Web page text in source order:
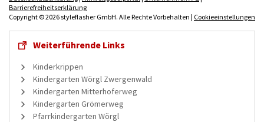
Barrierefreiheitserklärung
Copyright © 2026 styleflasher GmbH. Alle Rechte Vorbehalten | Cookieeinstellungen
Weiterführende Links
Kinderkrippen
Kindergarten Wörgl Zwergenwald
Kindergarten Mitterhoferweg
Kindergarten Grömerweg
Pfarrkindergarten Wörgl